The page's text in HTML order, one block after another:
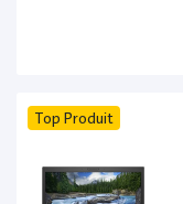
Top Produit